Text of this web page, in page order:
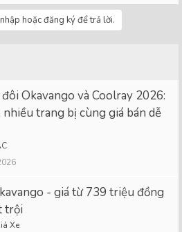
hoặc đăng ký để trả lời.
Okavango và Coolray 2026:
trang bị cùng giá bán dễ
- giá từ 739 triệu đồng
trội
Xe